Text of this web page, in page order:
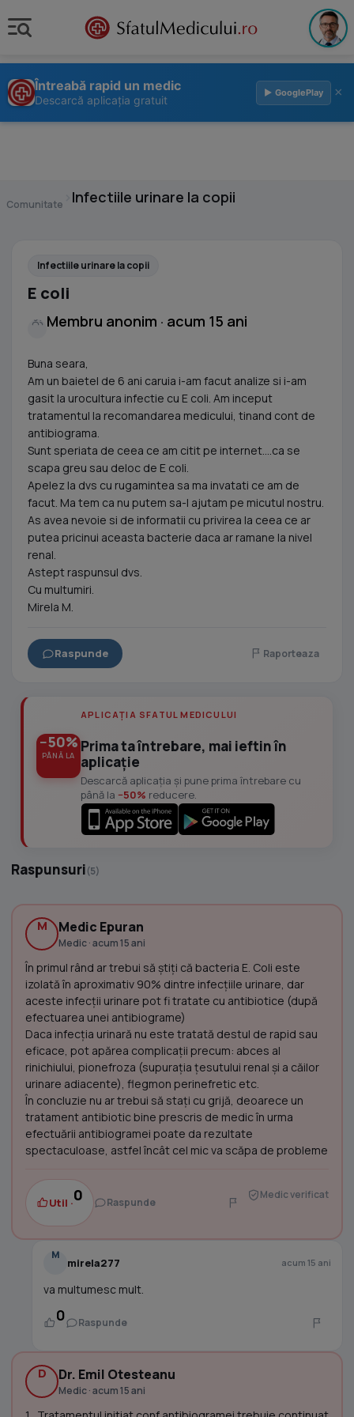
Întreabă rapid un medic
Descarcă aplicația gratuit
▶ GooglePlay ×
Comunitate Infectiile urinare la copii
Infectiile urinare la copii
E coli
Membru anonim · acum 15 ani
Buna seara,
Am un baietel de 6 ani caruia i-am facut analize si i-am
gasit la urocultura infectie cu E coli. Am inceput
tratamentul la recomandarea medicului, tinand cont de
antibiograma.
Sunt speriata de ceea ce am citit pe internet....ca se
scapa greu sau deloc de E coli.
Apelez la dvs cu rugamintea sa ma invatati ce am de
facut. Ma tem ca nu putem sa-l ajutam pe micutul nostru.
As avea nevoie si de informatii cu privirea la ceea ce ar
putea pricinui aceasta bacterie daca ar ramane la nivel
renal.
Astept raspunsul dvs.
Cu multumiri.
Mirela M.
Raspunde Raporteaza
−50%
PÂNĂ LA
APLICAȚIA SFATUL MEDICULUI
Prima ta întrebare, mai ieftin în
aplicație
Descarcă aplicația și pune prima întrebare cu
până la −50% reducere.
Raspunsuri(5)
M Medic Epuran
Medic · acum 15 ani
În primul rând ar trebui să ştiţi că bacteria E. Coli este
izolată în aproximativ 90% dintre infecţiile urinare, dar
aceste infecţii urinare pot fi tratate cu antibiotice (după
efectuarea unei antibiograme)
Daca infecţia urinară nu este tratată destul de rapid sau
eficace, pot apărea complicaţii precum: abces al
rinichiului, pionefroza (supuraţia ţesutului renal şi a căilor
urinare adiacente), flegmon perinefretic etc.
În concluzie nu ar trebui să staţi cu grijă, deoarece un
tratament antibiotic bine prescris de medic în urma
efectuării antibiogramei poate da rezultate
spectaculoase, astfel încât cel mic va scăpa de probleme
Util ·0 Raspunde
Medic verificat
M
mirela277 acum 15 ani
va multumesc mult.
0 Raspunde
D Dr. Emil Otesteanu
Medic · acum 15 ani